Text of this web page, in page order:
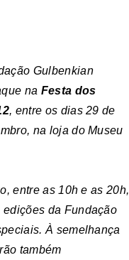
Gulbenkian
na Festa dos
, entre os dias 29 de
na loja do Museu
entre as 10h e as 20h,
da Fundação
À semelhança
também